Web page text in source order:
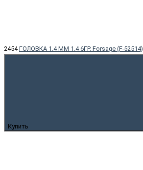
2454 ГОЛОВКА 1.4 ММ 1.4 6ГР. Forsage (F-52514)
Купить